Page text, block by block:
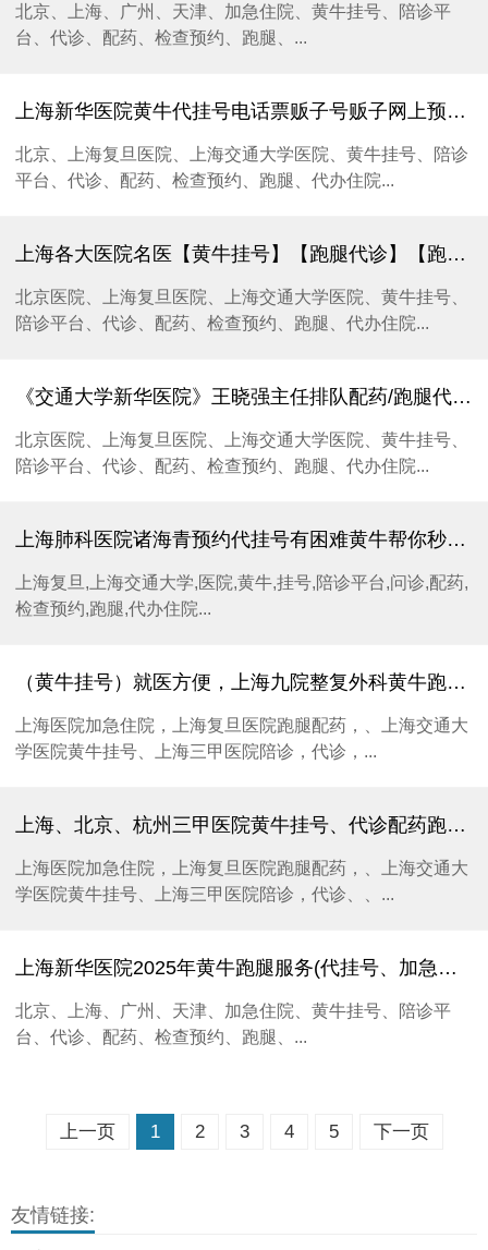
北京、上海、广州、天津、加急住院、黄牛挂号、陪诊平
台、代诊、配药、检查预约、跑腿、...
上海新华医院黄牛代挂号电话票贩子号贩子网上预约挂号,住院检查加快,外交部再回应美“芬太尼关税”：中方对美反制措施仍然有效
北京、上海复旦医院、上海交通大学医院、黄牛挂号、陪诊
平台、代诊、配药、检查预约、跑腿、代办住院...
上海各大医院名医【黄牛挂号】【跑腿代诊】【跑腿插队检查】【黄牛加急住院办理】
北京医院、上海复旦医院、上海交通大学医院、黄牛挂号、
陪诊平台、代诊、配药、检查预约、跑腿、代办住院...
《交通大学新华医院》王晓强主任排队配药/跑腿代办/预约检查服务/预约挂号/排队挂号/跑腿挂号/陪诊服务
北京医院、上海复旦医院、上海交通大学医院、黄牛挂号、
陪诊平台、代诊、配药、检查预约、跑腿、代办住院...
上海肺科医院诸海青预约代挂号有困难黄牛帮你秒解决挂号难题
上海复旦,上海交通大学,医院,黄牛,挂号,陪诊平台,问诊,配药,
检查预约,跑腿,代办住院...
（黄牛挂号）就医方便，上海九院整复外科黄牛跑腿加急住院安排代诊陪诊、加急住院手术安排顺利靠谱
上海医院加急住院，上海复旦医院跑腿配药，、上海交通大
学医院黄牛挂号、上海三甲医院陪诊，代诊，...
上海、北京、杭州三甲医院黄牛挂号、代诊配药跑腿、加急住院检查全面服务
上海医院加急住院，上海复旦医院跑腿配药，、上海交通大
学医院黄牛挂号、上海三甲医院陪诊，代诊、、...
上海新华医院2025年黄牛跑腿服务(代挂号、加急检查b超CT、床位办理、陪诊,排队)靠谱快捷
北京、上海、广州、天津、加急住院、黄牛挂号、陪诊平
台、代诊、配药、检查预约、跑腿、...
上一页 1 2 3 4 5 下一页
友情链接: